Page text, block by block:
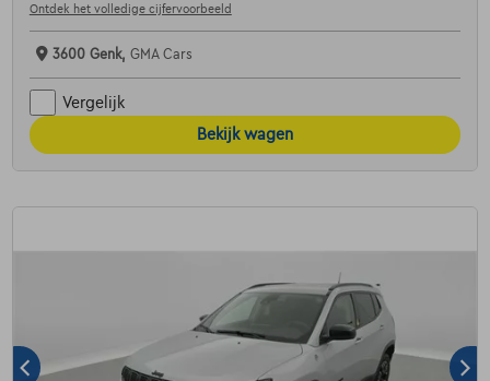
Ontdek het volledige cijfervoorbeeld
3600 Genk, GMA Cars
Vergelijk
Bekijk wagen